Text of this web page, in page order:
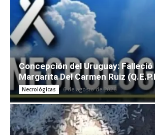
Concepción del Uruguay: Falleció
Margarita Del Carmen Ruiz
Necrológicas 6 de agosto de 2026